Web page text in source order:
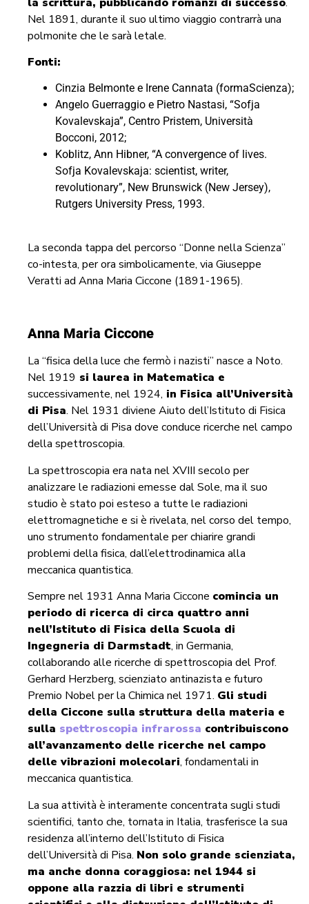
Nel 1891, durante il suo ultimo viaggio contrarrà una
polmonite che le sarà letale.
Fonti:
Cinzia Belmonte e Irene Cannata (formaScienza);
Angelo Guerraggio e Pietro Nastasi, “Sofja
Kovalevskaja”, Centro Pristem, Università
Bocconi, 2012;
Koblitz, Ann Hibner, “A convergence of lives.
Sofja Kovalevskaja: scientist, writer,
revolutionary”, New Brunswick (New Jersey),
Rutgers University Press, 1993.
La seconda tappa del percorso “Donne nella Scienza”
co-intesta, per ora simbolicamente, via Giuseppe
Veratti ad Anna Maria Ciccone (1891-1965).
Anna Maria Ciccone
La “fisica della luce che fermò i nazisti” nasce a Noto.
Nel 1919 si laurea in Matematica e
successivamente, nel 1924, in Fisica all’Università
di Pisa. Nel 1931 diviene Aiuto dell’Istituto di Fisica
dell’Università di Pisa dove conduce ricerche nel campo
della spettroscopia.
La spettroscopia era nata nel XVIII secolo per
analizzare le radiazioni emesse dal Sole, ma il suo
studio è stato poi esteso a tutte le radiazioni
elettromagnetiche e si è rivelata, nel corso del tempo,
uno strumento fondamentale per chiarire grandi
problemi della fisica, dall’elettrodinamica alla
meccanica quantistica.
Sempre nel 1931 Anna Maria Ciccone comincia un
periodo di ricerca di circa quattro anni
nell’Istituto di Fisica della Scuola di
Ingegneria di Darmstadt, in Germania,
collaborando alle ricerche di spettroscopia del Prof.
Gerhard Herzberg, scienziato antinazista e futuro
Premio Nobel per la Chimica nel 1971. Gli studi
della Ciccone sulla struttura della materia e
sulla spettroscopia infrarossa contribuiscono
all’avanzamento delle ricerche nel campo
delle vibrazioni molecolari, fondamentali in
meccanica quantistica.
La sua attività è interamente concentrata sugli studi
scientifici, tanto che, tornata in Italia, trasferisce la sua
residenza all’interno dell’Istituto di Fisica
dell’Università di Pisa. Non solo grande scienziata,
ma anche donna coraggiosa: nel 1944 si
oppone alla razzia di libri e strumenti